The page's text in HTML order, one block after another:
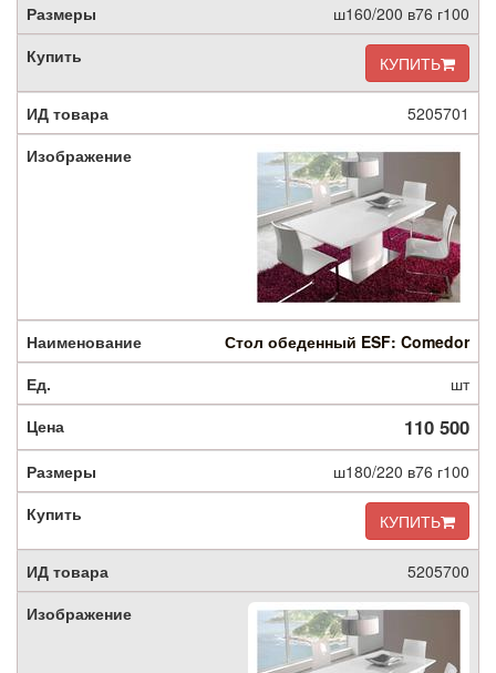
ш160/200 в76 г100
КУПИТЬ
5205701
Стол обеденный ESF: Comedor
шт
110 500
ш180/220 в76 г100
КУПИТЬ
5205700